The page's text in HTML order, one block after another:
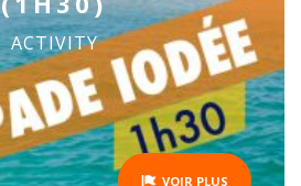
ACTIVITY
VOIR PLUS